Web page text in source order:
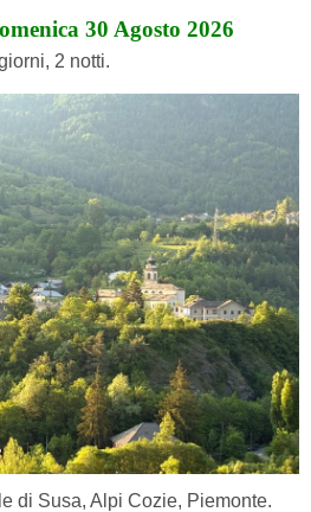
30 Agosto 2026
2 notti.
di Susa, Alpi Cozie, Piemonte.